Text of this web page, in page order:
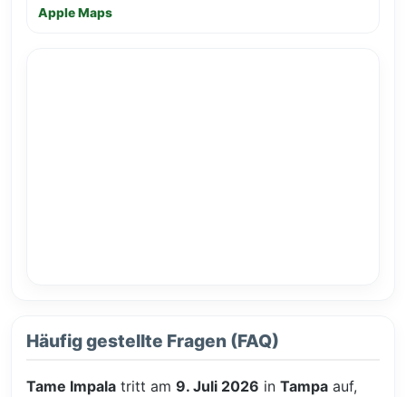
Apple Maps
Häufig gestellte Fragen (FAQ)
Tame Impala tritt am 9. Juli 2026 in Tampa auf,